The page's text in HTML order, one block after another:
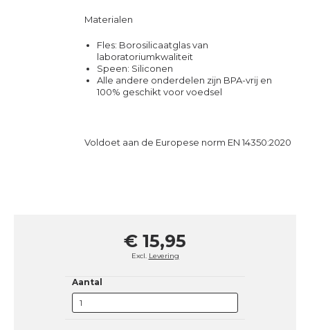
Materialen
Fles: Borosilicaatglas van
laboratoriumkwaliteit
Speen: Siliconen
Alle andere onderdelen zijn BPA-vrij en
100% geschikt voor voedsel
Voldoet aan de Europese norm EN 14350:2020
€ 15,95
Excl. Levering
Aantal